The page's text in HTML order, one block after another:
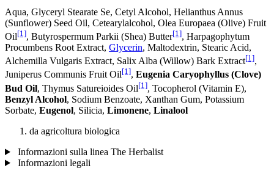
Aqua, Glyceryl Stearate Se, Cetyl Alcohol, Helianthus Annus
(Sunflower) Seed Oil, Cetearylalcohol, Olea Europaea (Olive) Fruit
Oil[1], Butyrospermum Parkii (Shea) Butter[1], Harpagophytum
Procumbens Root Extract, Glycerin, Maltodextrin, Stearic Acid,
Alchemilla Vulgaris Extract, Salix Alba (Willow) Bark Extract[1],
Juniperus Communis Fruit Oil[1], Eugenia Caryophyllus (Clove)
Bud Oil, Thymus Satureioides Oil[1], Tocopherol (Vitamin E),
Benzyl Alcohol, Sodium Benzoate, Xanthan Gum, Potassium
Sorbate, Eugenol, Silicia, Limonene, Linalool
da agricoltura biologica
Informazioni sulla linea The Herbalist
Informazioni legali